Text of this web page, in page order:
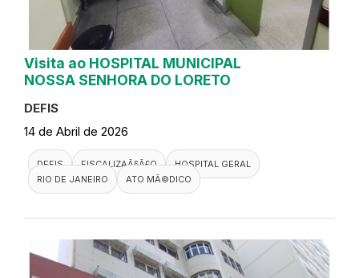
Visita ao HOSPITAL MUNICIPAL
NOSSA SENHORA DO LORETO
DEFIS
14 de Abril de 2026
DEFIS FISCALIZAÃ§Ã£O
HOSPITAL GERAL
RIO DE JANEIRO
ATO MÃ©DICO